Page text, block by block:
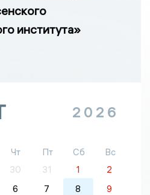
института»
2026
Чт Пт Сб
Вс
30 31 1
2
6 7 8
9